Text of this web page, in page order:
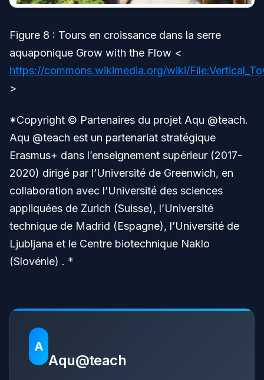
Figure 8 : Tours en croissance dans la serre
aquaponique Grow with the Flow <
https://commons.wikimedia.org/wiki/
>
*Copyright © Partenaires du projet Aqu @teach.
Aqu @teach est un partenariat stratégique
Erasmus+ dans l’enseignement supérieur (2017-
2020) dirigé par l’Université de Greenwich, en
collaboration avec l’Université des sciences
appliquées de Zurich (Suisse), l’Université
technique de Madrid (Espagne), l’Université de
Ljubljana et le Centre biotechnique Naklo
(Slovénie) . *
A
Aqu@teach